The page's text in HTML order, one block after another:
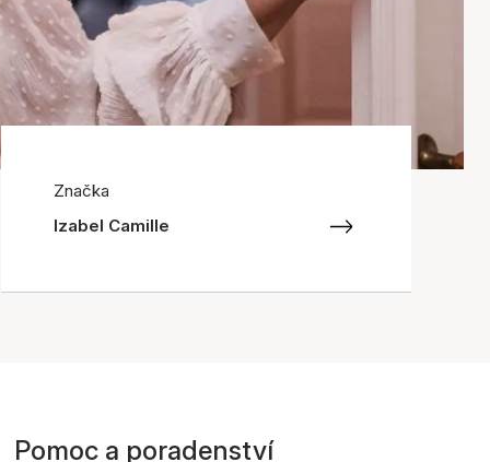
Značka
Izabel Camille
Pomoc a poradenství